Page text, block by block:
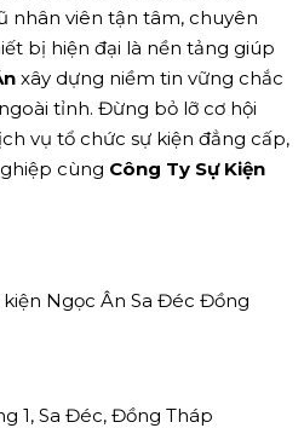
nhân viên tận tâm, chuyên
bị hiện đại là nền tảng giúp
xây dựng niềm tin vững chắc
tỉnh. Đừng bỏ lỡ cơ hội
vụ tổ chức sự kiện đẳng cấp,
cùng Công Ty Sự Kiện
kiện Ngọc Ân Sa Đéc Đồng
1, Sa Đéc, Đồng Tháp